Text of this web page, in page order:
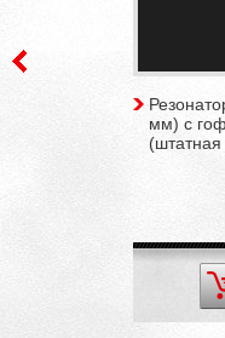
мм) с
(штатная